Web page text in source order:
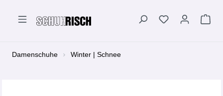
Damenschuhe Winter | Schnee